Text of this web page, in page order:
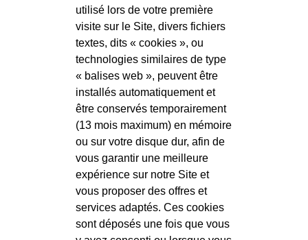
utilisé lors de votre première
visite sur le Site, divers fichiers
textes, dits « cookies », ou
technologies similaires de type
« balises web », peuvent être
installés automatiquement et
être conservés temporairement
(13 mois maximum) en mémoire
ou sur votre disque dur, afin de
vous garantir une meilleure
expérience sur notre Site et
vous proposer des offres et
services adaptés. Ces cookies
sont déposés une fois que vous